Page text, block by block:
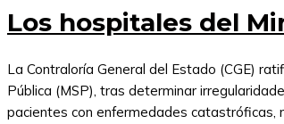
Los hospitales del
La Contraloría General del Estado (CGE)
Pública (MSP), tras determinar
pacientes con enfermedades catastróficas,